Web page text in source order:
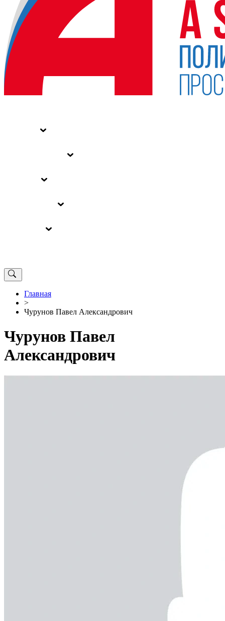
Главная
>
Чурунов Павел Александрович
Чурунов Павел
Александрович